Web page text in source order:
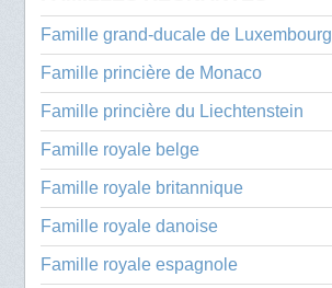
Famille grand-ducale de Luxembourg
Famille princière de Monaco
Famille princière du Liechtenstein
Famille royale belge
Famille royale britannique
Famille royale danoise
Famille royale espagnole